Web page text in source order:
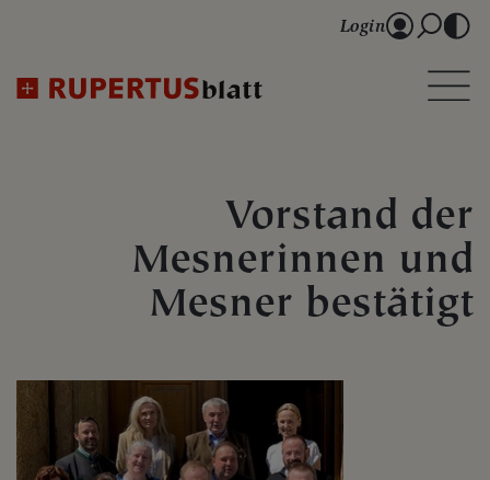
Login
Vorstand der
Mesnerinnen und
Mesner bestätigt